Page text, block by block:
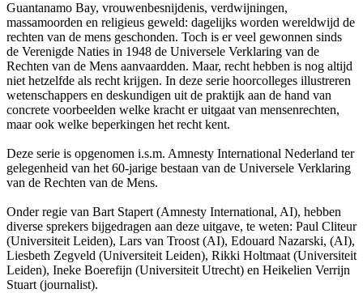
Guantanamo Bay, vrouwenbesnijdenis, verdwijningen,
massamoorden en religieus geweld: dagelijks worden wereldwijd de
rechten van de mens geschonden. Toch is er veel gewonnen sinds
de Verenigde Naties in 1948 de Universele Verklaring van de
Rechten van de Mens aanvaardden. Maar, recht hebben is nog altijd
niet hetzelfde als recht krijgen. In deze serie hoorcolleges illustreren
wetenschappers en deskundigen uit de praktijk aan de hand van
concrete voorbeelden welke kracht er uitgaat van mensenrechten,
maar ook welke beperkingen het recht kent.
Deze serie is opgenomen i.s.m. Amnesty International Nederland ter
gelegenheid van het 60-jarige bestaan van de Universele Verklaring
van de Rechten van de Mens.
Onder regie van Bart Stapert (Amnesty International, AI), hebben
diverse sprekers bijgedragen aan deze uitgave, te weten: Paul Cliteur
(Universiteit Leiden), Lars van Troost (AI), Edouard Nazarski, (AI),
Liesbeth Zegveld (Universiteit Leiden), Rikki Holtmaat (Universiteit
Leiden), Ineke Boerefijn (Universiteit Utrecht) en Heikelien Verrijn
Stuart (journalist).